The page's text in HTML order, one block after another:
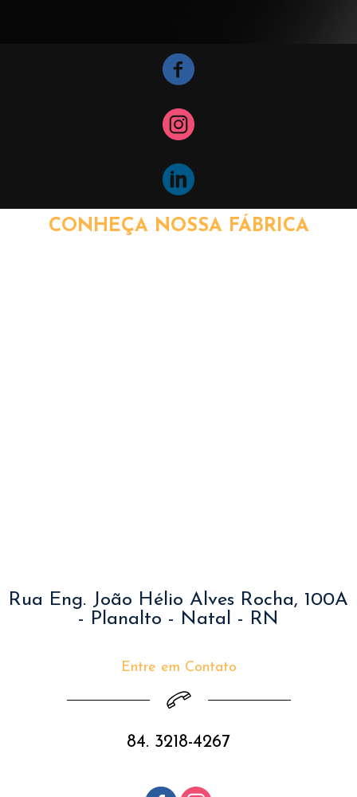
CONHEÇA NOSSA FÁBRICA
Rua Eng. João Hélio Alves Rocha, 100A
- Planalto - Natal - RN
Entre em Contato
84. 3218-4267